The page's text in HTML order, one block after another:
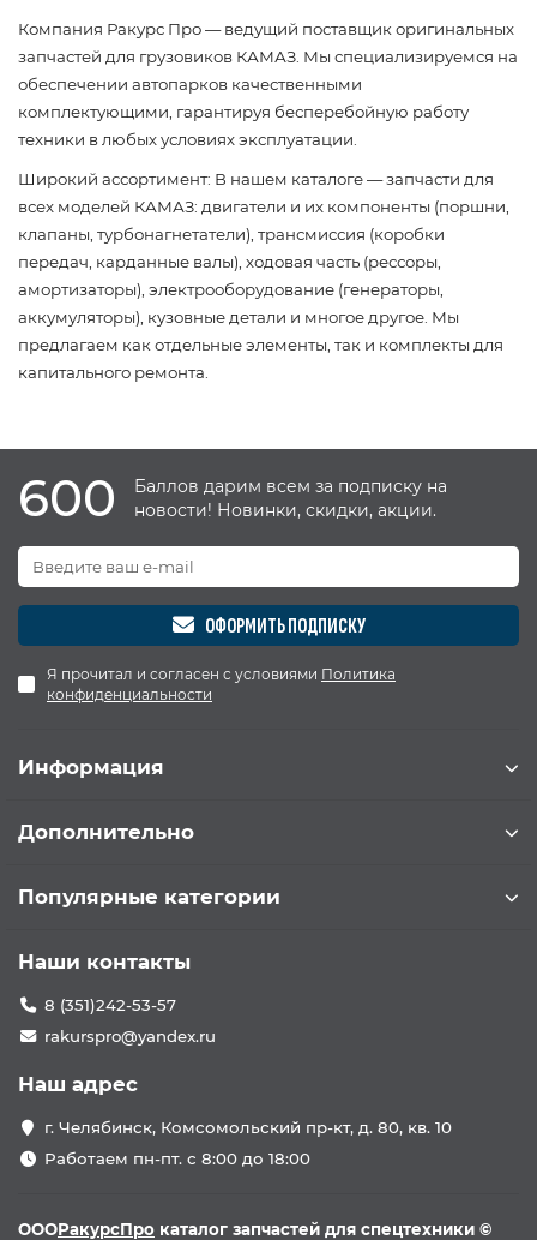
Компания Ракурс Про — ведущий поставщик оригинальных
запчастей для грузовиков КАМАЗ. Мы специализируемся на
обеспечении автопарков качественными
комплектующими, гарантируя бесперебойную работу
техники в любых условиях эксплуатации.
Широкий ассортимент: В нашем каталоге — запчасти для
всех моделей КАМАЗ: двигатели и их компоненты (поршни,
клапаны, турбонагнетатели), трансмиссия (коробки
передач, карданные валы), ходовая часть (рессоры,
амортизаторы), электрооборудование (генераторы,
аккумуляторы), кузовные детали и многое другое. Мы
предлагаем как отдельные элементы, так и комплекты для
капитального ремонта.
600
Баллов дарим всем за подписку на
новости! Новинки, скидки, акции.
ОФОРМИТЬ ПОДПИСКУ
Я прочитал и согласен с условиями Политика
конфиденциальности
Информация
Дополнительно
Популярные категории
Наши контакты
8 (351)242-53-57
rakurspro@yandex.ru
Наш адрес
г. Челябинск, Комсомольский пр-кт, д. 80, кв. 10
Работаем пн-пт. с 8:00 до 18:00
ОООРакурсПро каталог запчастей для спецтехники ©